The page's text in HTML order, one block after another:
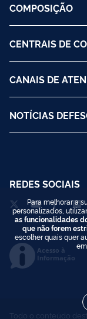
COMPOSIÇÃO
CENTRAIS DE
CANAIS DE
NOTÍCIAS
REDES SOCIAIS
Acesso à
Informação
Todo o conteúdo
Para melhorar a
personalizados,
as funcionalidades
que não forem
escolher quais quer